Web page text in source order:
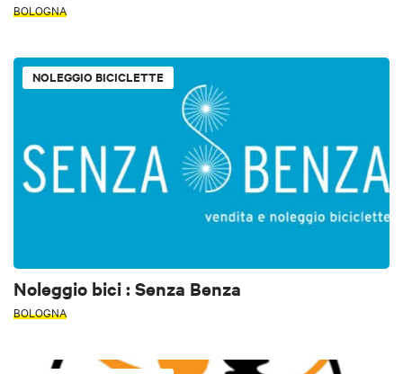
BOLOGNA
NOLEGGIO BICICLETTE
Noleggio bici : Senza Benza
BOLOGNA